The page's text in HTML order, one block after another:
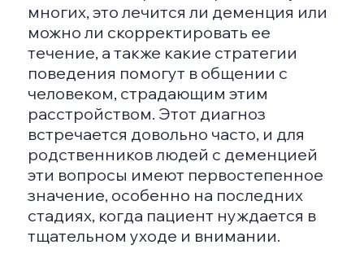
Индивидуальные методы включают:
Профилактику гипертонии с
немедленной
медикаментозной поддержкой
и регулярный контроль
артериального давления;
Пропаганду использования
слуховых аппаратов и контроль
за уровнем шума;
Отказ от алкоголя и курения;
Поддержку физической
активности на протяжении всей
жизни.
Предложенные меры направлены на